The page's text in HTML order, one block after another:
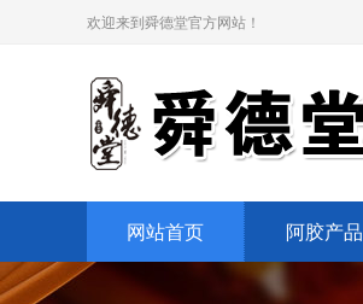
欢迎来到舜德堂官方网站！
网站首页 阿胶产品